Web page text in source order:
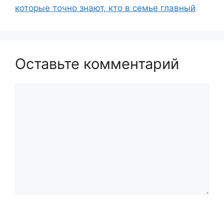
которые точно знают, кто в семье главный
Оставьте комментарий